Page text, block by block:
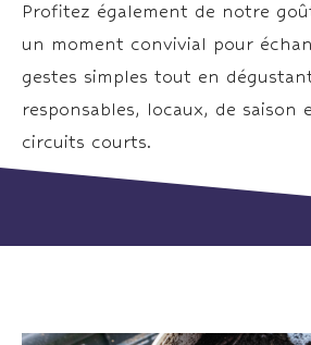
Profitez également de notre
un moment convivial pour
gestes simples tout en
responsables, locaux, de saison
circuits courts.